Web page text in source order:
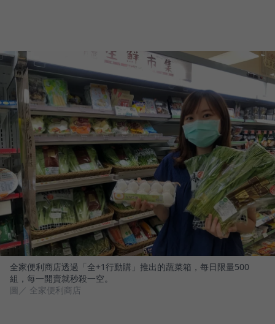
全家便利商店透過「全+1行動購」推出的蔬菜箱，每日限量500
組，每一開賣就秒殺一空。
圖／ 全家便利商店